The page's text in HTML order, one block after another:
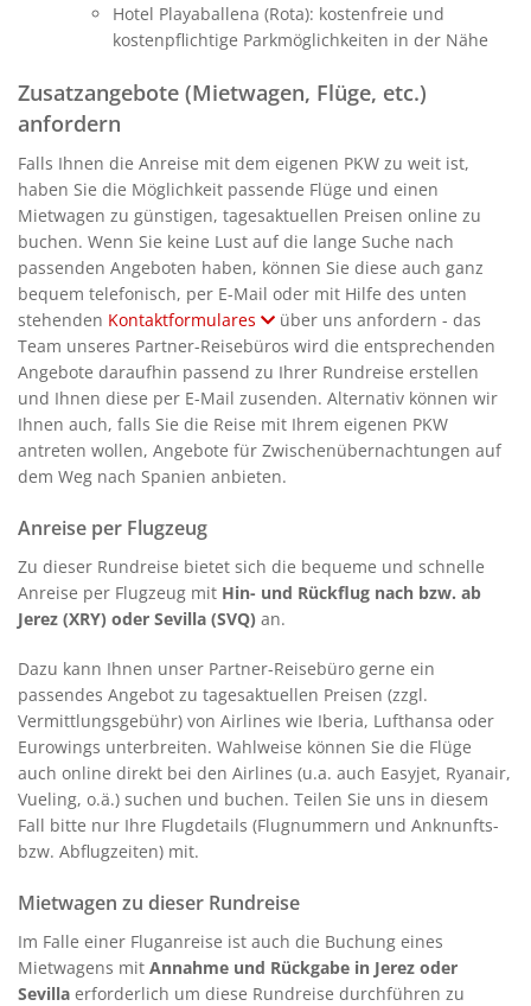
Hotel Playaballena (Rota): kostenfreie und
kostenpflichtige Parkmöglichkeiten in der Nähe
Zusatzangebote (Mietwagen, Flüge, etc.)
anfordern
Falls Ihnen die Anreise mit dem eigenen PKW zu weit ist,
haben Sie die Möglichkeit passende Flüge und einen
Mietwagen zu günstigen, tagesaktuellen Preisen online zu
buchen. Wenn Sie keine Lust auf die lange Suche nach
passenden Angeboten haben, können Sie diese auch ganz
bequem telefonisch, per E-Mail oder mit Hilfe des unten
stehenden Kontaktformulares
über uns anfordern - das
Team unseres Partner-Reisebüros wird die entsprechenden
Angebote daraufhin passend zu Ihrer Rundreise erstellen
und Ihnen diese per E-Mail zusenden. Alternativ können wir
Ihnen auch, falls Sie die Reise mit Ihrem eigenen PKW
antreten wollen, Angebote für Zwischenübernachtungen auf
dem Weg nach Spanien anbieten.
Anreise per Flugzeug
Zu dieser Rundreise bietet sich die bequeme und schnelle
Anreise per Flugzeug mit Hin- und Rückflug nach bzw. ab
Jerez (XRY) oder Sevilla (SVQ) an.
Dazu kann Ihnen unser Partner-Reisebüro gerne ein
passendes Angebot zu tagesaktuellen Preisen (zzgl.
Vermittlungsgebühr) von Airlines wie Iberia, Lufthansa oder
Eurowings unterbreiten. Wahlweise können Sie die Flüge
auch online direkt bei den Airlines (u.a. auch Easyjet, Ryanair,
Vueling, o.ä.) suchen und buchen. Teilen Sie uns in diesem
Fall bitte nur Ihre Flugdetails (Flugnummern und Anknunfts-
bzw. Abflugzeiten) mit.
Mietwagen zu dieser Rundreise
Im Falle einer Fluganreise ist auch die Buchung eines
Mietwagens mit Annahme und Rückgabe in Jerez oder
Sevilla erforderlich um diese Rundreise durchführen zu